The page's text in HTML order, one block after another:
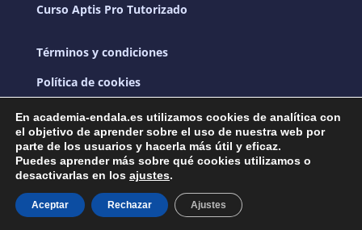
Curso Aptis Pro Tutorizado
Términos y condiciones
Política de cookies
Política de privacidad
Copyright © 2026 – Academia Endala| Dario
Aguilar, Ángela Morilla y Javier Arcos |
En academia-endala.es utilizamos cookies de analítica con
el objetivo de aprender sobre el uso de nuestra web por
parte de los usuarios y hacerla más útil y eficaz.
Puedes aprender más sobre qué cookies utilizamos o
desactivarlas en los ajustes.
Aceptar Rechazar Ajustes